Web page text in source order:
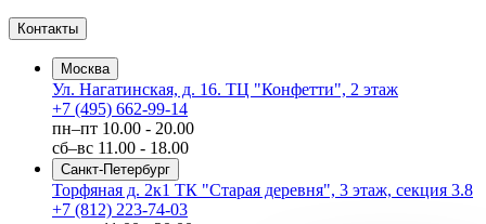
Контакты
Москва
Ул. Нагатинская, д. 16. ТЦ "Конфетти", 2 этаж
+7 (495) 662-99-14
пн–пт 10.00 - 20.00
сб–вс 11.00 - 18.00
Санкт-Петербург
Торфяная д. 2к1 ТК "Старая деревня", 3 этаж, секция 3.8
+7 (812) 223-74-03